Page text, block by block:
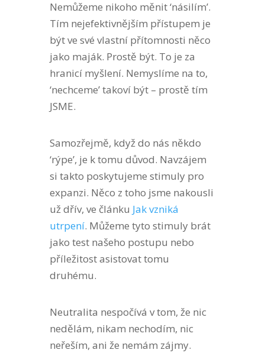
Nemůžeme nikoho měnit ‘násilím’.
Tím nejefektivnějším přístupem je
být ve své vlastní přítomnosti něco
jako maják. Prostě být. To je za
hranicí myšlení. Nemyslíme na to,
‘nechceme’ takoví být – prostě tím
JSME.
Samozřejmě, když do nás někdo
‘rýpe’, je k tomu důvod. Navzájem
si takto poskytujeme stimuly pro
expanzi. Něco z toho jsme nakousli
už dřív, ve článku Jak vzniká
utrpení. Můžeme tyto stimuly brát
jako test našeho postupu nebo
příležitost asistovat tomu
druhému.
Neutralita nespočívá v tom, že nic
nedělám, nikam nechodím, nic
neřeším, ani že nemám zájmy.